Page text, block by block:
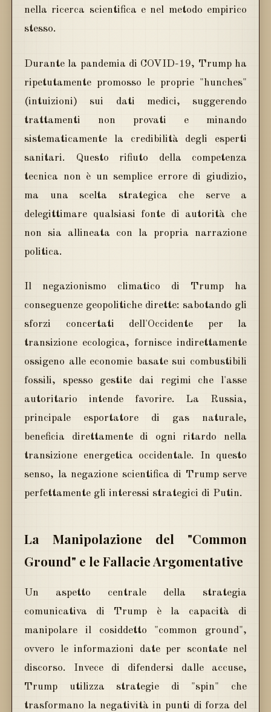
nella ricerca scientifica e nel metodo empirico
stesso.
Durante la pandemia di COVID-19, Trump ha
ripetutamente promosso le proprie "hunches"
(intuizioni) sui dati medici, suggerendo
trattamenti non provati e minando
sistematicamente la credibilità degli esperti
sanitari. Questo rifiuto della competenza
tecnica non è un semplice errore di giudizio,
ma una scelta strategica che serve a
delegittimare qualsiasi fonte di autorità che
non sia allineata con la propria narrazione
politica.
Il negazionismo climatico di Trump ha
conseguenze geopolitiche dirette: sabotando gli
sforzi concertati dell'Occidente per la
transizione ecologica, fornisce indirettamente
ossigeno alle economie basate sui combustibili
fossili, spesso gestite dai regimi che l'asse
autoritario intende favorire. La Russia,
principale esportatore di gas naturale,
beneficia direttamente di ogni ritardo nella
transizione energetica occidentale. In questo
senso, la negazione scientifica di Trump serve
perfettamente gli interessi strategici di Putin.
La Manipolazione del "Common
Ground" e le Fallacie Argomentative
Un aspetto centrale della strategia
comunicativa di Trump è la capacità di
manipolare il cosiddetto "common ground",
ovvero le informazioni date per scontate nel
discorso. Invece di difendersi dalle accuse,
Trump utilizza strategie di "spin" che
trasformano la negatività in punti di forza del